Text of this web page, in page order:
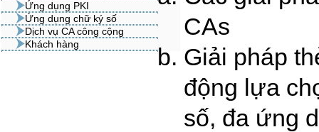
Ứng dụng PKI
Ứng dụng chữ ký số
Dịch vụ CA công cộng
Khách hàng
CAs
Giải pháp
động lựa
số, đa ứng